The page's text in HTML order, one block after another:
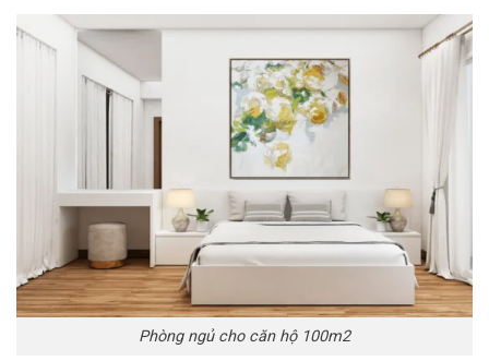
Phòng ngủ cho căn hộ 100m2